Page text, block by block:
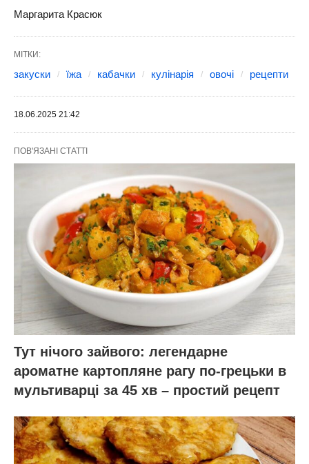
Крок 5
Розігрійте духовку до 180℃, поставте туди
деко з кабачками та готуйте їх близько 20
шафу.
Ця закуска чудово смакує як у гарячому,
так і в холодному вигляді, тож обов’язково
спробуйте її приготувати! Вона неймовірно
апетитна й смачна, та ідеально підходить
як на обід, так і на вечерю або на
святковий стіл. Смачного!